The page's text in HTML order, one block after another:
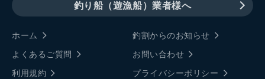
釣り船（遊漁船）業者様へ
ホーム
釣割からのお知らせ
よくあるご質問
お問い合わせ
利用規約
プライバシーポリシー